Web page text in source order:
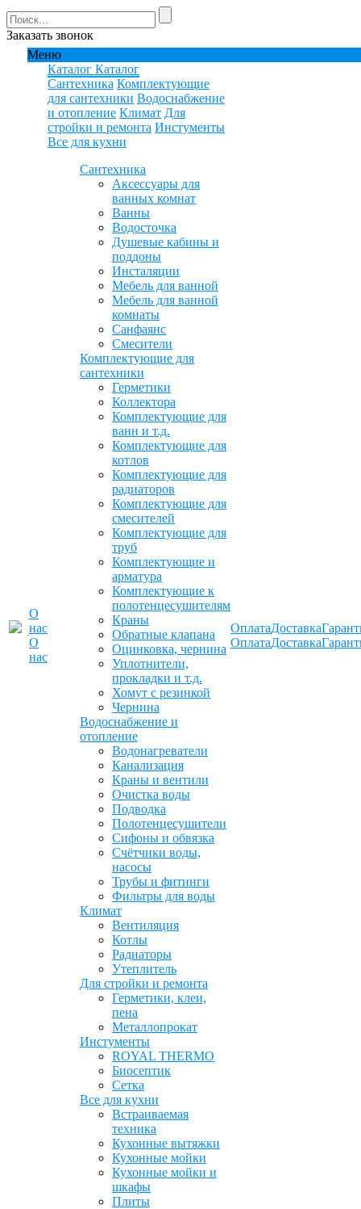
Заказать звонок
Меню
О
нас
О
нас
Каталог Каталог
Сантехника Комплектующие
для сантехники Водоснабжение
и отопление Климат Для
стройки и ремонта Инстументы
Все для кухни
Сантехника
Аксессуары для
ванных комнат
Ванны
Водосточка
Душевые кабины и
поддоны
Инсталяции
Мебель для ванной
Мебель для ванной
комнаты
Санфаянс
Смесители
Комплектующие для
сантехники
Герметики
Коллектора
Комплектующие для
ванн и т.д.
Комплектующие для
котлов
Комплектующие для
радиаторов
Комплектующие для
смесителей
Комплектующие для
труб
Комплектующие и
арматура
Комплектующие к
полотенцесушителям
Краны
Обратные клапана
Оцинковка, чернина
Уплотнители,
прокладки и т.д.
Хомут с резинкой
Чернина
Водоснабжение и
отопление
Водонагреватели
Канализация
Краны и вентили
Очистка воды
Подводка
Полотенцесушители
Сифоны и обвязка
Счётчики воды,
насосы
Трубы и фитинги
Фильтры для воды
Климат
Вентиляция
Котлы
Радиаторы
Утеплитель
Для стройки и ремонта
Герметики, клеи,
пена
Металлопрокат
Инстументы
ROYAL THERMO
Биосептик
Сетка
Все для кухни
Встраиваемая
техника
Кухонные вытяжки
Кухонные мойки
Кухонные мойки и
шкафы
Плиты
Оплата
Оплата
Доставка
Доставка